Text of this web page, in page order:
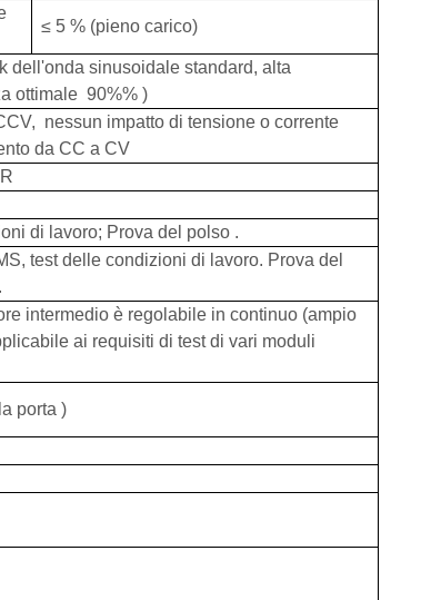
≤ 5% (pieno carico)
dell'onda sinusoidale standard, alta
ottimale 90%%)
nessun impatto di tensione o corrente
da CC a CV
di lavoro; Prova del polso .
test delle condizioni di lavoro. Prova del
intermedio è regolabile in continuo (ampio
ai requisiti di test di vari moduli
porta)